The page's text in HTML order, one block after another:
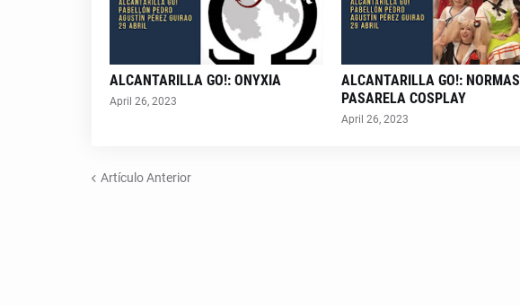
ALCANTARILLA GO!: ONYXIA
April 26, 2023
ALCANTARILLA GO!: NORMAS
PASARELA COSPLAY
April 26, 2023
Artículo Anterior